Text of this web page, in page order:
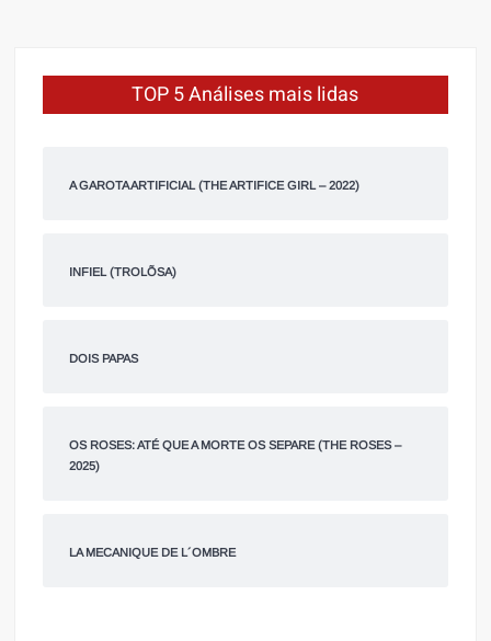
TOP 5 Análises mais lidas
A GAROTA ARTIFICIAL (THE ARTIFICE GIRL – 2022)
INFIEL (TROLÕSA)
DOIS PAPAS
OS ROSES: ATÉ QUE A MORTE OS SEPARE (THE ROSES –
2025)
LA MECANIQUE DE L´OMBRE